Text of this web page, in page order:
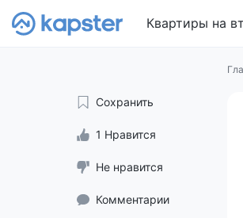
Квартиры на
Сохранить
1 Нравится
Не нравится
Комментарии